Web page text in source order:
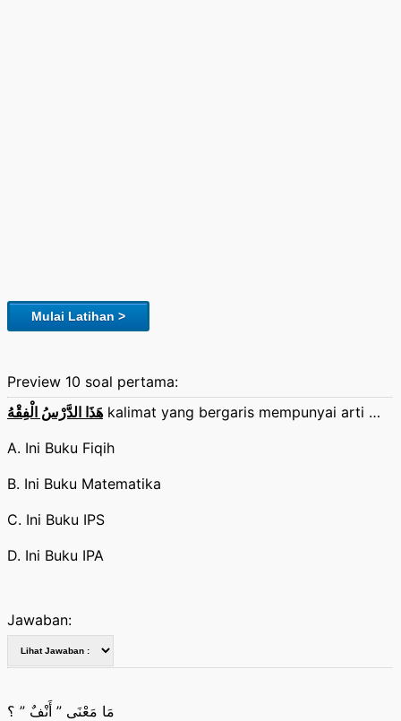
Mulai Latihan >
Preview 10 soal pertama:
هَذَا الدَّرْسُ الْفِقْهُ kalimat yang bergaris mempunyai arti …
A. Ini Buku Fiqih
B. Ini Buku Matematika
C. Ini Buku IPS
D. Ini Buku IPA
Jawaban:
مَا مَعْنَى ” أَنْفٌ ” ؟